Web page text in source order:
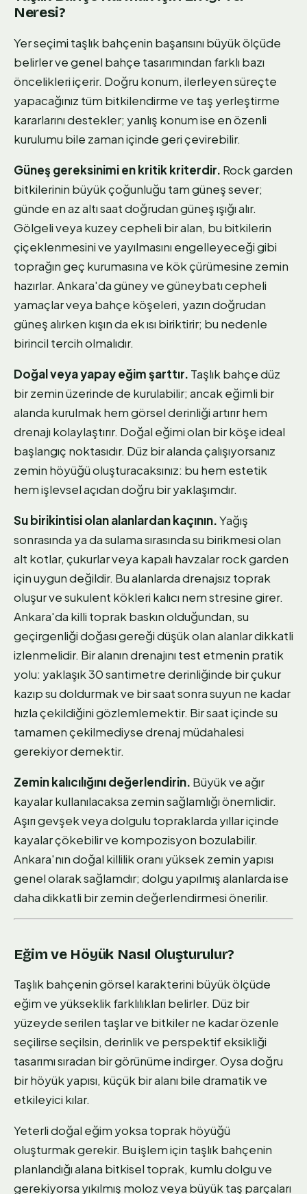
Neresi?
Yer seçimi taşlık bahçenin başarısını büyük ölçüde
belirler ve genel bahçe tasarımından farklı bazı
öncelikleri içerir. Doğru konum, ilerleyen süreçte
yapacağınız tüm bitkilendirme ve taş yerleştirme
kararlarını destekler; yanlış konum ise en özenli
kurulumu bile zaman içinde geri çevirebilir.
Güneş gereksinimi en kritik kriterdir. Rock garden
bitkilerinin büyük çoğunluğu tam güneş sever;
günde en az altı saat doğrudan güneş ışığı alır.
Gölgeli veya kuzey cepheli bir alan, bu bitkilerin
çiçeklenmesini ve yayılmasını engelleyeceği gibi
toprağın geç kurumasına ve kök çürümesine zemin
hazırlar. Ankara'da güney ve güneybatı cepheli
yamaçlar veya bahçe köşeleri, yazın doğrudan
güneş alırken kışın da ek ısı biriktirir; bu nedenle
birincil tercih olmalıdır.
Doğal veya yapay eğim şarttır. Taşlık bahçe düz
bir zemin üzerinde de kurulabilir; ancak eğimli bir
alanda kurulmak hem görsel derinliği artırır hem
drenajı kolaylaştırır. Doğal eğimi olan bir köşe ideal
başlangıç noktasıdır. Düz bir alanda çalışıyorsanız
zemin höyüğü oluşturacaksınız: bu hem estetik
hem işlevsel açıdan doğru bir yaklaşımdır.
Su birikintisi olan alanlardan kaçının.Yağış
sonrasında ya da sulama sırasında su birikmesi olan
alt kotlar, çukurlar veya kapalı havzalar rock garden
için uygun değildir. Bu alanlarda drenajsız toprak
oluşur ve sukulent kökleri kalıcı nem stresine girer.
Ankara'da killi toprak baskın olduğundan, su
geçirgenliği doğası gereği düşük olan alanlar dikkatli
izlenmelidir. Bir alanın drenajını test etmenin pratik
yolu: yaklaşık 30 santimetre derinliğinde bir çukur
kazıp su doldurmak ve bir saat sonra suyun ne kadar
hızla çekildiğini gözlemlemektir. Bir saat içinde su
tamamen çekilmediyse drenaj müdahalesi
gerekiyor demektir.
Zemin kalıcılığını değerlendirin. Büyük ve ağır
kayalar kullanılacaksa zemin sağlamlığı önemlidir.
Aşırı gevşek veya dolgulu topraklarda yıllar içinde
kayalar çökebilir ve kompozisyon bozulabilir.
Ankara'nın doğal killilik oranı yüksek zemin yapısı
genel olarak sağlamdır; dolgu yapılmış alanlarda ise
daha dikkatli bir zemin değerlendirmesi önerilir.
Eğim ve Höyük Nasıl Oluşturulur?
Taşlık bahçenin görsel karakterini büyük ölçüde
eğim ve yükseklik farklılıkları belirler. Düz bir
yüzeyde serilen taşlar ve bitkiler ne kadar özenle
seçilirse seçilsin, derinlik ve perspektif eksikliği
tasarımı sıradan bir görünüme indirger. Oysa doğru
bir höyük yapısı, küçük bir alanı bile dramatik ve
etkileyici kılar.
Yeterli doğal eğim yoksa toprak höyüğü
oluşturmak gerekir. Bu işlem için taşlık bahçenin
planlandığı alana bitkisel toprak, kumlu dolgu ve
gerekiyorsa yıkılmış moloz veya büyük taş parçaları